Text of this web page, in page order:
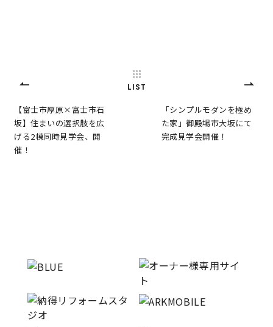
【富士市厚原×富士市石
坂】住まいの選択肢を広
げる2棟同時見学会、開
催！
LIST
「シンプルモダンを極め
た家」御殿場市大坂にて
完成見学会開催！